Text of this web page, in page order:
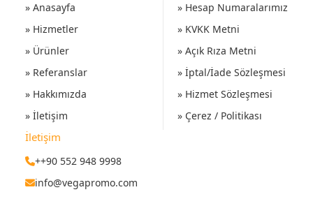
» Anasayfa
» Hizmetler
» Ürünler
» Referanslar
» Hakkımızda
» İletişim
» Hesap Numaralarımız
» KVKK Metni
» Açık Rıza Metni
» İptal/İade Sözleşmesi
» Hizmet Sözleşmesi
» Çerez / Politikası
İletişim
++90 552 948 9998
info@vegapromo.com